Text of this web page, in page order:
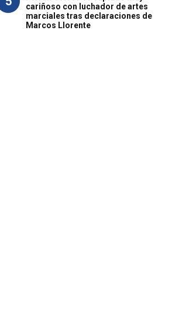
cariñoso con luchador de artes
marciales tras declaraciones de
Marcos Llorente